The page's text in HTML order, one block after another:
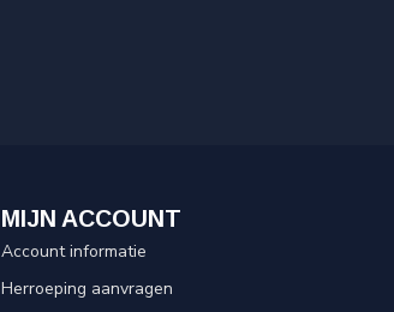
MIJN ACCOUNT
Account informatie
Herroeping aanvragen